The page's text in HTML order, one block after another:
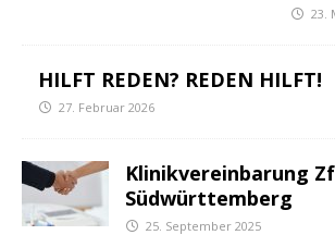
23.
HILFT REDEN? REDEN HILFT!
27. Februar 2026
Klinikvereinbarung
Südwürttemberg
25. September 2025